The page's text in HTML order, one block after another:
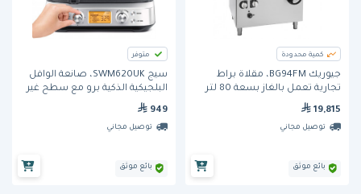
كمية محدودة
جيوريك BG94FM، مقلاة براط
تجارية تعمل بالغاز بسعة 80 لتر
مع إمالة يدوية، وحوض من الحديد
الطري
19,815
توصيل مجاني
بائع موثق
متوفر
سيج SWM620UK، صانعة الوافل
البلجيكية الذكية برو مع سطح غير
لاصق و١٢ إعداد تحمير
949
توصيل مجاني
بائع موثق